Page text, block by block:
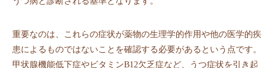
重要なのは、これらの症状が薬物の生理学的作用や他の医学的疾
患によるものではないことを確認する必要があるという点です。
甲状腺機能低下症やビタミンB12欠乏症など、うつ症状を引き起